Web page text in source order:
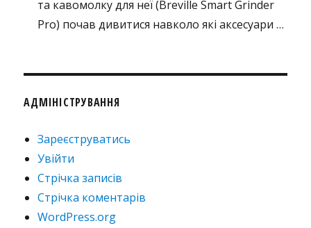
та кавомолку для неї (Breville Smart Grinder
Pro) почав дивитися навколо які аксесуари …
АДМІНІСТРУВАННЯ
Зареєструватись
Увійти
Стрічка записів
Стрічка коментарів
WordPress.org